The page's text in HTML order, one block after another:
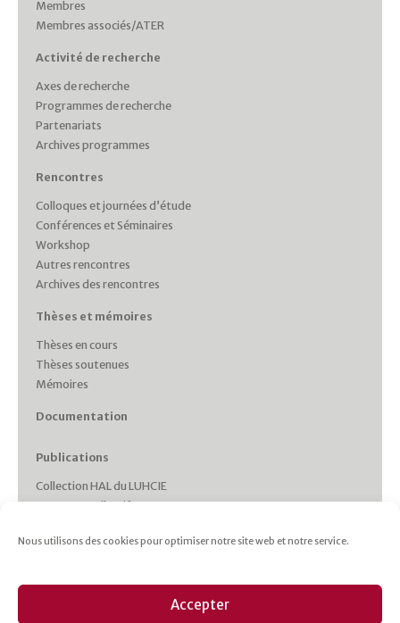
Nous utilisons des cookies pour optimiser notre site web et notre service.
Accepter
Membres
Membres associés/ATER
Activité de recherche
Axes de recherche
Programmes de recherche
Partenariats
Archives programmes
Rencontres
Colloques et journées d’étude
Conférences et Séminaires
Workshop
Autres rencontres
Archives des rencontres
Thèses et mémoires
Thèses en cours
Thèses soutenues
Mémoires
Documentation
Publications
Collection HAL du LUHCIE
Ouvrages collectifs
Working Papers
Italie plurielle
Cahiers d’études italiennes